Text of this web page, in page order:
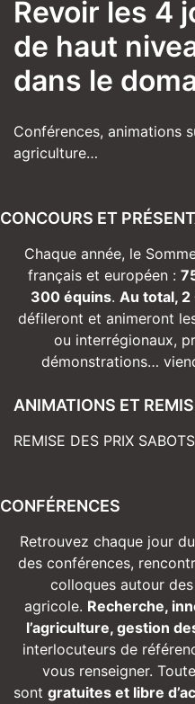
Revoir les 4
de haut
dans le
Conférences, animations
agriculture…
CONCOURS ET
Chaque année, le
français et européen :
300 équins. Au total,
défileront et animeront
ou interrégionaux,
démonstrations…
ANIMATIONS ET
REMISE DES PRIX
CONFÉRENCES
Retrouvez chaque jour
des conférences,
colloques autour
agricole. Recherche,
l’agriculture, gestion
interlocuteurs de
vous renseigner.
sontgratuites et libre